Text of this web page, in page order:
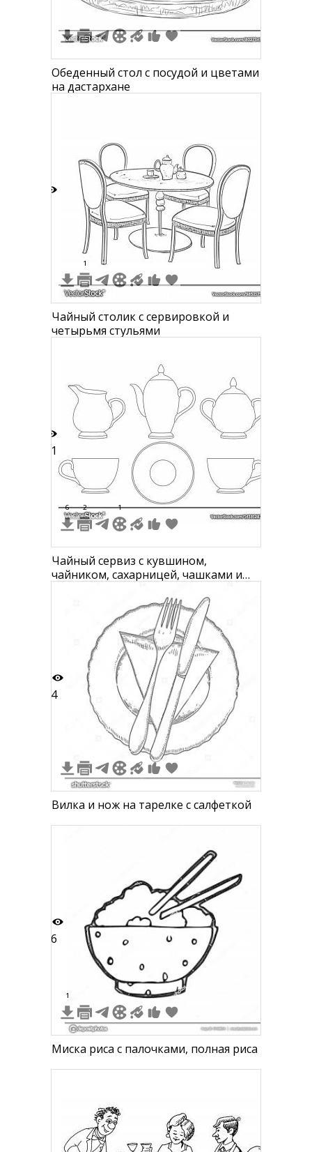
Обеденный стол с посудой и цветами
на дастархане
1
Чайный столик с сервировкой и
четырьмя стульями
31
6 2 1
Чайный сервиз с кувшином,
чайником, сахарницей, чашками и
4
Вилка и нож на тарелке с салфеткой
6
1
Миска риса с палочками, полная риса